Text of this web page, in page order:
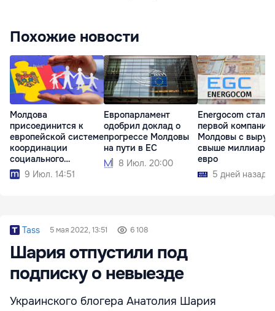
Похожие новости
Молдова
присоединится к
европейской системе
координации
социального
обеспечения
9 Июл. 14:51
Европарламент
одобрил доклад о
прогрессе Молдовы
на пути в ЕС
8 Июл. 20:00
Energocom стала
первой
Молдовы с
свыше миллиарда
евро
5 дней назад
Tass 5 мая 2022, 13:51 6 108
Шария отпустили под
подписку о невыезде
Украинского блогера Анатолия Шария